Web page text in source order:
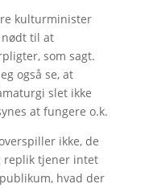
kulturminister
nødt til at
som sagt.
også se, at
slet ikke
at fungere o.k.
ikke, de
replik tjener intet
hvad der